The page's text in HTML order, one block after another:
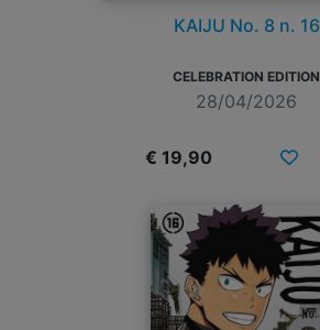
KAIJU No. 8 n. 16
CELEBRATION EDITION
28/04/2026
€ 19,90